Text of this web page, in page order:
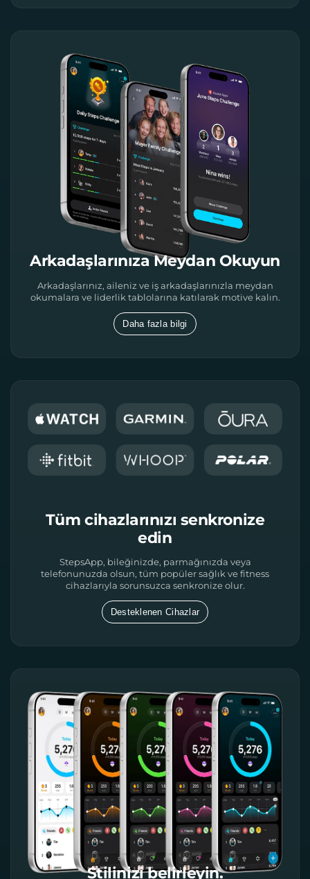
Arkadaşlarınıza Meydan Okuyun
Arkadaşlarınız, aileniz ve iş arkadaşlarınızla meydan
okumalara ve liderlik tablolarına katılarak motive kalın.
Daha fazla bilgi
Tüm cihazlarınızı senkronize
edin
StepsApp, bileğinizde, parmağınızda veya
telefonunuzda olsun, tüm popüler sağlık ve fitness
cihazlarıyla sorunsuzca senkronize olur.
Desteklenen Cihazlar
Stilinizi belirleyin.